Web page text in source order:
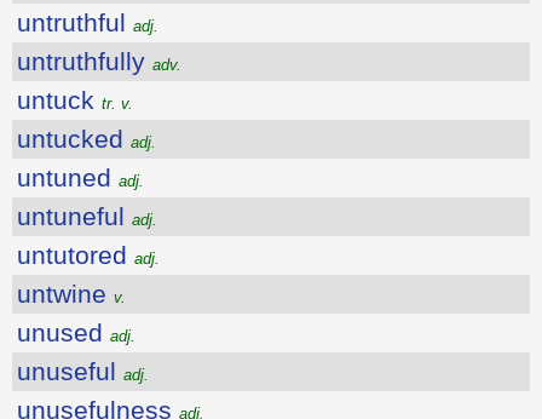
untruthful adj.
untruthfully adv.
untuck tr. v.
untucked adj.
untuned adj.
untuneful adj.
untutored adj.
untwine v.
unused adj.
unuseful adj.
unusefulness adj.